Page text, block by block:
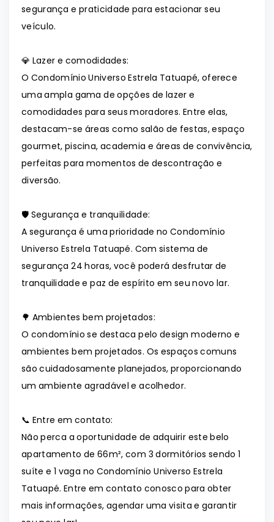
segurança e praticidade para estacionar seu
veículo.
💎 Lazer e comodidades:
O Condomínio Universo Estrela Tatuapé, oferece
uma ampla gama de opções de lazer e
comodidades para seus moradores. Entre elas,
destacam-se áreas como salão de festas, espaço
gourmet, piscina, academia e áreas de convivência,
perfeitas para momentos de descontração e
diversão.
🛡️ Segurança e tranquilidade:
A segurança é uma prioridade no Condomínio
Universo Estrela Tatuapé. Com sistema de
segurança 24 horas, você poderá desfrutar de
tranquilidade e paz de espírito em seu novo lar.
🌳 Ambientes bem projetados:
O condomínio se destaca pelo design moderno e
ambientes bem projetados. Os espaços comuns
são cuidadosamente planejados, proporcionando
um ambiente agradável e acolhedor.
📞 Entre em contato:
Não perca a oportunidade de adquirir este belo
apartamento de 66m², com 3 dormitórios sendo 1
suíte e 1 vaga no Condomínio Universo Estrela
Tatuapé. Entre em contato conosco para obter
mais informações, agendar uma visita e garantir